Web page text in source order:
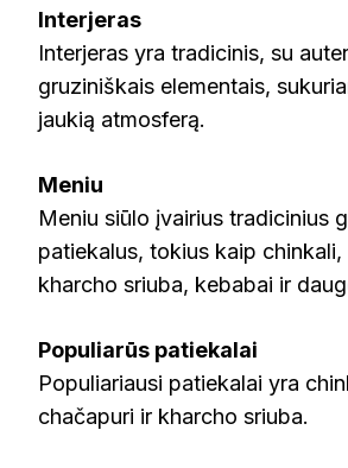
Interjeras
Interjeras yra tradicinis, su
gruziniškais elementais,
jaukią atmosferą.
Meniu
Meniu siūlo įvairius tradicinius
patiekalus, tokius kaip chinkali,
kharcho sriuba, kebabai ir
Populiarūs patiekalai
Populiariausi patiekalai yra
chačapuri ir kharcho sriuba.